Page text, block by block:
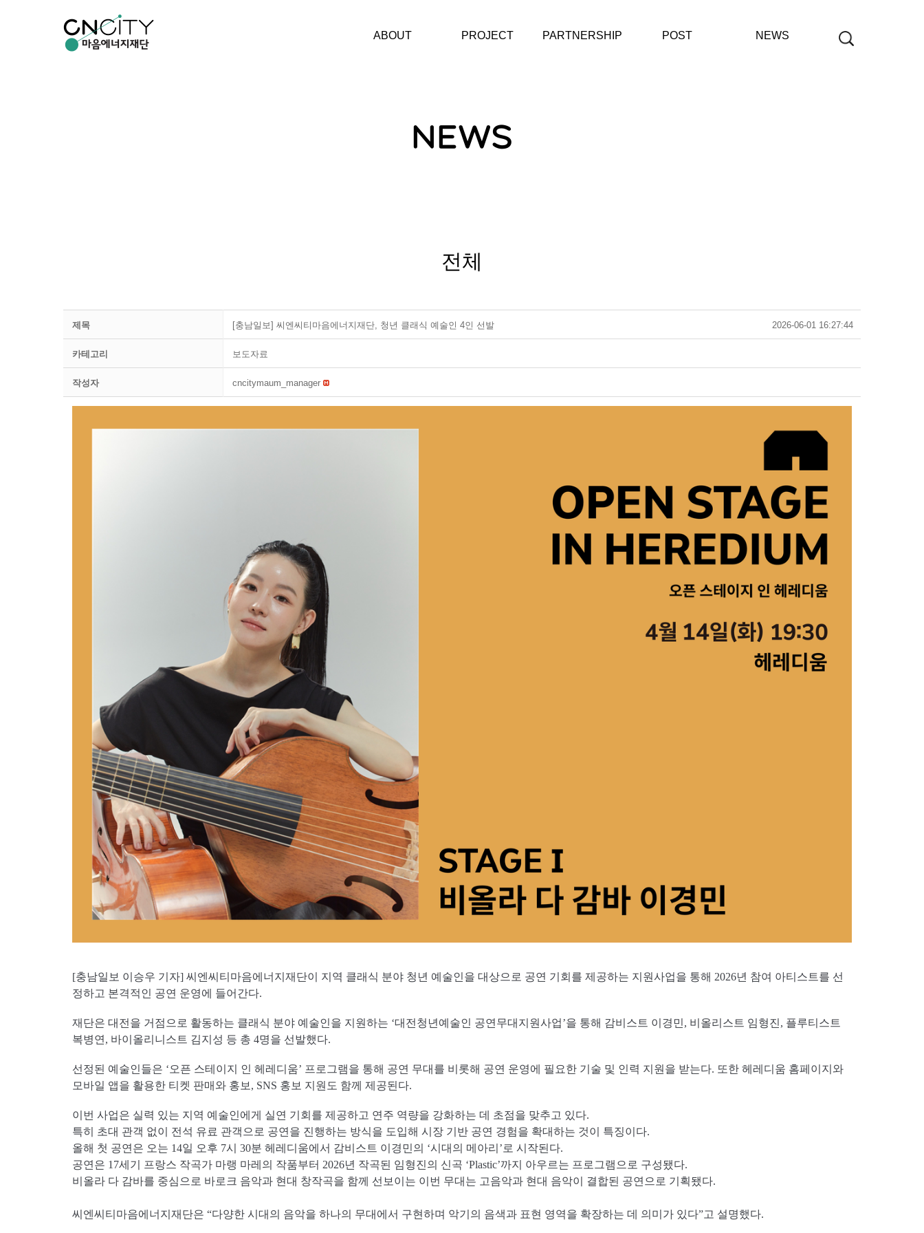
ABOUT PROJECT
소제동 아트벨트
PARTNERSHIP POST NEWS
NEWS
전체
제목 [충남일보] 씨엔씨티마음에너지재단, 청년 클래식 예술인 4인 선발 2026-06-01 16:27:44
카테고리 보도자료
작성자 cncitymaum_manager
[충남일보 이승우 기자] 씨엔씨티마음에너지재단이 지역 클래식 분야 청년 예술인을 대상으로 공연 기회를 제공하는 지원사업을 통해 2026년 참여 아티스트를 선
정하고 본격적인 공연 운영에 들어간다.
재단은 대전을 거점으로 활동하는 클래식 분야 예술인을 지원하는 ‘대전청년예술인 공연무대지원사업’을 통해 감비스트 이경민, 비올리스트 임형진, 플루티스트
복병연, 바이올리니스트 김지성 등 총 4명을 선발했다.
선정된 예술인들은 ‘오픈 스테이지 인 헤레디움’ 프로그램을 통해 공연 무대를 비롯해 공연 운영에 필요한 기술 및 인력 지원을 받는다. 또한 헤레디움 홈페이지와
모바일 앱을 활용한 티켓 판매와 홍보, SNS 홍보 지원도 함께 제공된다.
이번 사업은 실력 있는 지역 예술인에게 실연 기회를 제공하고 연주 역량을 강화하는 데 초점을 맞추고 있다.
특히 초대 관객 없이 전석 유료 관객으로 공연을 진행하는 방식을 도입해 시장 기반 공연 경험을 확대하는 것이 특징이다.
올해 첫 공연은 오는 14일 오후 7시 30분 헤레디움에서 감비스트 이경민의 ‘시대의 메아리’로 시작된다.
공연은 17세기 프랑스 작곡가 마랭 마레의 작품부터 2026년 작곡된 임형진의 신곡 ‘Plastic’까지 아우르는 프로그램으로 구성됐다.
비올라 다 감바를 중심으로 바로크 음악과 현대 창작곡을 함께 선보이는 이번 무대는 고음악과 현대 음악이 결합된 공연으로 기획됐다.
씨엔씨티마음에너지재단은 “다양한 시대의 음악을 하나의 무대에서 구현하며 악기의 음색과 표현 영역을 확장하는 데 의미가 있다”고 설명했다.